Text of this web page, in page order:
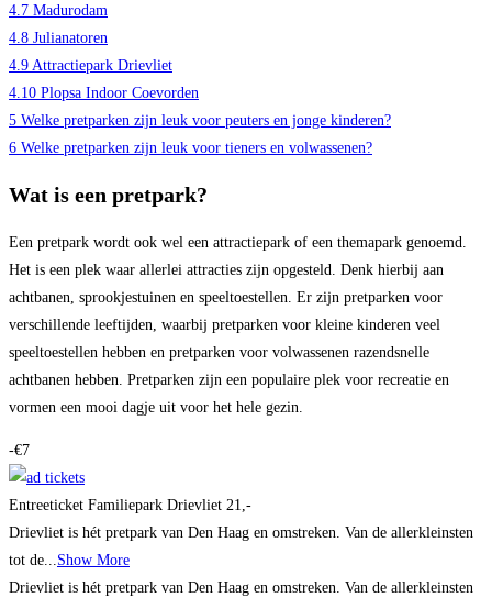
4.7 Madurodam
4.8 Julianatoren
4.9 Attractiepark Drievliet
4.10 Plopsa Indoor Coevorden
5 Welke pretparken zijn leuk voor peuters en jonge kinderen?
6 Welke pretparken zijn leuk voor tieners en volwassenen?
Wat is een pretpark?
Een pretpark wordt ook wel een attractiepark of een themapark genoemd.
Het is een plek waar allerlei attracties zijn opgesteld. Denk hierbij aan
achtbanen, sprookjestuinen en speeltoestellen. Er zijn pretparken voor
verschillende leeftijden, waarbij pretparken voor kleine kinderen veel
speeltoestellen hebben en pretparken voor volwassenen razendsnelle
achtbanen hebben. Pretparken zijn een populaire plek voor recreatie en
vormen een mooi dagje uit voor het hele gezin.
-€7
Entreeticket Familiepark Drievliet 21,-
Drievliet is hét pretpark van Den Haag en omstreken. Van de allerkleinsten
tot de...Show More
Drievliet is hét pretpark van Den Haag en omstreken. Van de allerkleinsten